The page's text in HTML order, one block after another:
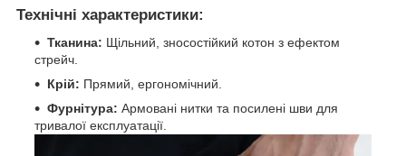
Технічні характеристики:
Тканина: Щільний, зносостійкий котон з ефектом
стрейч.
Крій: Прямий, ергономічний.
Фурнітура: Армовані нитки та посилені шви для
тривалої експлуатації.